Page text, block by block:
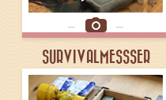
SURVIVALMESSSER